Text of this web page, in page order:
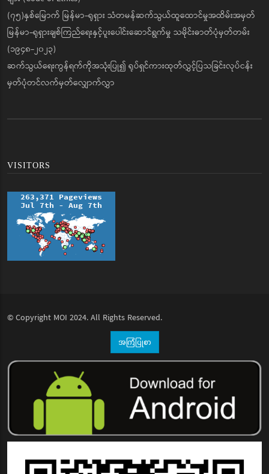
(၇၅)နှစ်မြောက် မြန်မာ-ရုရှား သံတမန်ဆက်သွယ်ထူထောင်မှုအထိမ်းအမှတ်
မြန်မာ-ရုရှားချစ်ကြည်ရေးနှင့်ပူးပေါင်းဆောင်ရွက်မှု သမိုင်းဓာတ်ပုံမှတ်တမ်း
(၁၉၄၈-၂၀၂၃)
ဆက်သွယ်ရေးကွန်ရက်ကိုအသုံးပြု၍ ရုပ်ရှင်ကားထုတ်လွှင့်ပြသခြင်းလုပ်ငန်း
မှတ်ပုံတင်လက်မှတ်လျှောက်လွှာ
VISITORS
© Copyright MOI 2024. All Rights Reserved.
အကြံပြုစာ